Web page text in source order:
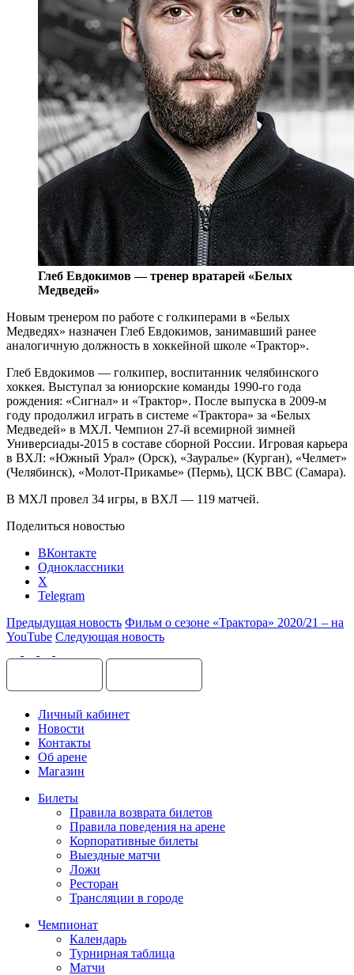
Глеб Евдокимов — тренер вратарей «Белых
Медведей»
Новым тренером по работе с голкиперами в «Белых
Медведях» назначен Глеб Евдокимов, занимавший ранее
аналогичную должность в хоккейной школе «Трактор».
Глеб Евдокимов — голкипер, воспитанник челябинского
хоккея. Выступал за юниорские команды 1990-го года
рождения: «Сигнал» и «Трактор». После выпуска в 2009-м
году продолжил играть в системе «Трактора» за «Белых
Медведей» в МХЛ. Чемпион 27-й всемирной зимней
Универсиады-2015 в составе сборной России. Игровая карьера
в ВХЛ: «Южный Урал» (Орск), «Зауралье» (Курган), «Челмет»
(Челябинск), «Молот-Прикамье» (Пермь), ЦСК ВВС (Самара).
В МХЛ провел 34 игры, в ВХЛ — 119 матчей.
Поделиться новостью
ВКонтакте
Одноклассники
X
Telegram
Предыдущая новость Фильм о сезоне «Трактора» 2020/21 – на
YouTube Следующая новость
Личный кабинет
Новости
Контакты
Об арене
Магазин
Билеты
Правила возврата билетов
Правила поведения на арене
Корпоративные билеты
Выездные матчи
Ложи
Ресторан
Трансляции в городе
Чемпионат
Календарь
Турнирная таблица
Матчи